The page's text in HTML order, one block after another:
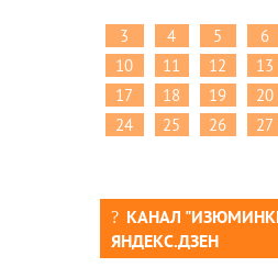
3
4 5 6
10
11 12 13
17
18 19 20
24
25 26 27
КАНАЛ
ЯНДЕКС.ДЗЕН